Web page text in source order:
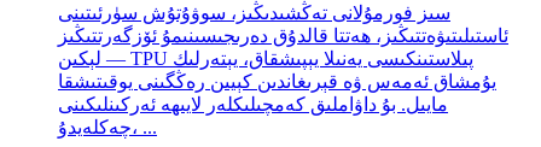
سىز فورمۇلانى تەڭشىدىڭىز، سوۋۇتۇش سۈرئىتىنى
ئاستىلىتىۋەتتىڭىز، ھەتتا قالدۇق دەرىجىسىنىمۇ ئۆزگەرتتىڭىز
— لېكىن TPU پىلاستىنكىسى يەنىلا يېپىشقاق، يېتەرلىك
يۇمشاق ئەمەس ۋە قېرىغاندىن كېيىن رەڭگىنى يوقىتىشقا
مايىل. بۇ داۋاملىق كەمچىلىكلەر لايىھە ئەركىنلىكىنى
چەكلەيدۇ، ...